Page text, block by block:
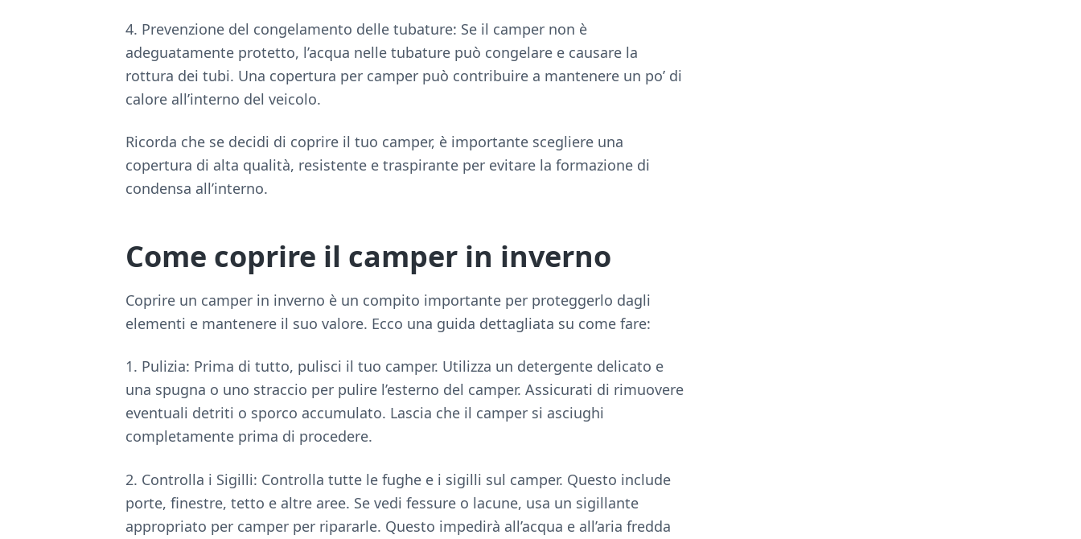
4. Prevenzione del congelamento delle tubature: Se il camper non è
adeguatamente protetto, l’acqua nelle tubature può congelare e causare la
rottura dei tubi. Una copertura per camper può contribuire a mantenere un po’ di
calore all’interno del veicolo.
Ricorda che se decidi di coprire il tuo camper, è importante scegliere una
copertura di alta qualità, resistente e traspirante per evitare la formazione di
condensa all’interno.
Come coprire il camper in inverno
Coprire un camper in inverno è un compito importante per proteggerlo dagli
elementi e mantenere il suo valore. Ecco una guida dettagliata su come fare:
1. Pulizia: Prima di tutto, pulisci il tuo camper. Utilizza un detergente delicato e
una spugna o uno straccio per pulire l’esterno del camper. Assicurati di rimuovere
eventuali detriti o sporco accumulato. Lascia che il camper si asciughi
completamente prima di procedere.
2. Controlla i Sigilli: Controlla tutte le fughe e i sigilli sul camper. Questo include
porte, finestre, tetto e altre aree. Se vedi fessure o lacune, usa un sigillante
appropriato per camper per ripararle. Questo impedirà all’acqua e all’aria fredda